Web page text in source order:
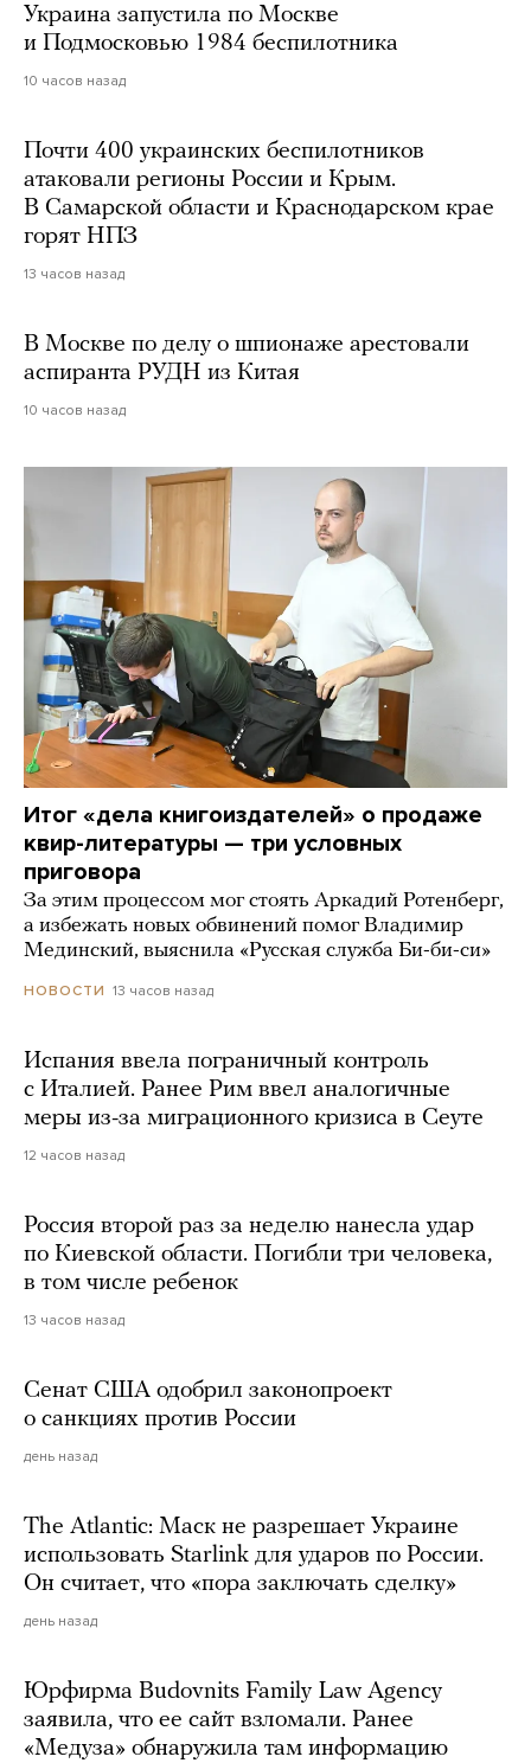
Украина запустила по Москве
и Подмосковью 1984 беспилотника
10 часов назад
Почти 400 украинских беспилотников
атаковали регионы России и Крым.
В Самарской области и Краснодарском крае
горят НПЗ
13 часов назад
В Москве по делу о шпионаже арестовали
аспиранта РУДН из Китая
10 часов назад
Итог «дела книгоиздателей» о продаже
квир-литературы — три условных
приговора
За этим процессом мог стоять Аркадий Ротенберг,
а избежать новых обвинений помог Владимир
Мединский, выяснила «Русская служба Би-би-си»
НОВОСТИ 13 часов назад
Испания ввела пограничный контроль
с Италией. Ранее Рим ввел аналогичные
меры из-за миграционного кризиса в Сеуте
12 часов назад
Россия второй раз за неделю нанесла удар
по Киевской области. Погибли три человека,
в том числе ребенок
13 часов назад
Сенат США одобрил законопроект
о санкциях против России
день назад
The Atlantic: Маск не разрешает Украине
использовать Starlink для ударов по России.
Он считает, что «пора заключать сделку»
день назад
Юрфирма Budovnits Family Law Agency
заявила, что ее сайт взломали. Ранее
«Медуза» обнаружила там информацию